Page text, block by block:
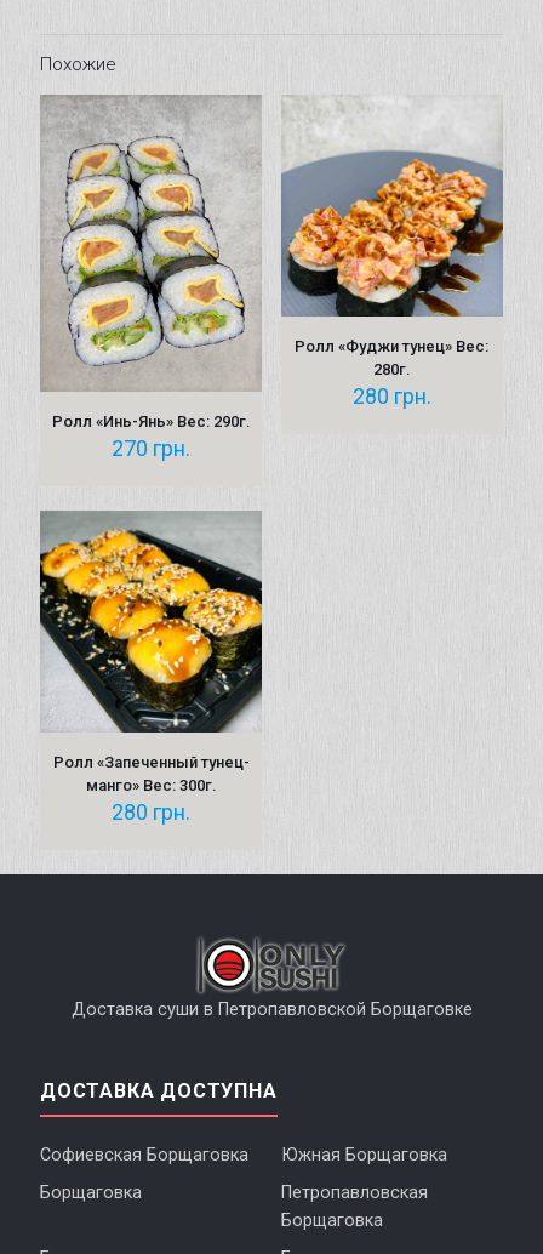
Похожие
Ролл «Инь-Янь» Вес: 290г.
270 грн.
Ролл «Фуджи тунец» Вес:
280г.
280 грн.
Ролл «Запеченный тунец-
манго» Вес: 300г.
280 грн.
Доставка суши в Петропавловской Борщаговке
ДОСТАВКА ДОСТУПНА
Софиевская Борщаговка
Южная Борщаговка
Борщаговка
Петропавловская
Борщаговка